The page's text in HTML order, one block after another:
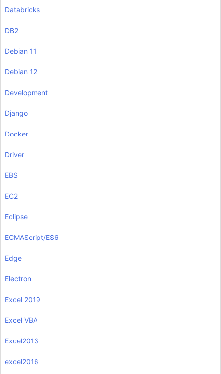
Databricks
DB2
Debian 11
Debian 12
Development
Django
Docker
Driver
EBS
EC2
Eclipse
ECMAScript/ES6
Edge
Electron
Excel 2019
Excel VBA
Excel2013
excel2016